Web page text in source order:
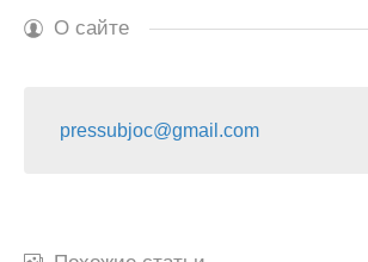
О сайте
pressubjoc@gmail.com